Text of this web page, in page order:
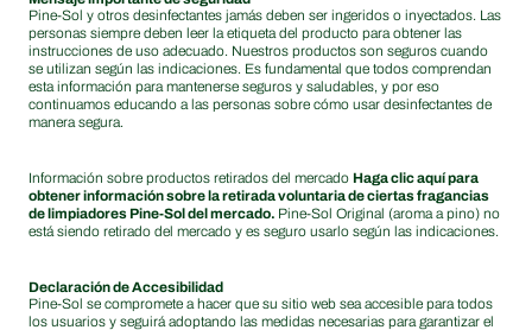
Pine-Sol y otros desinfectantes jamás deben ser ingeridos o inyectados. Las
personas siempre deben leer la etiqueta del producto para obtener las
instrucciones de uso adecuado. Nuestros productos son seguros cuando
se utilizan según las indicaciones. Es fundamental que todos comprendan
esta información para mantenerse seguros y saludables, y por eso
continuamos educando a las personas sobre cómo usar desinfectantes de
manera segura.
Información sobre productos retirados del mercado Haga clic aquí para
obtener información sobre la retirada voluntaria de ciertas fragancias
de limpiadores Pine-Sol del mercado. Pine-Sol Original (aroma a pino) no
está siendo retirado del mercado y es seguro usarlo según las indicaciones.
Declaración de Accesibilidad
Pine-Sol se compromete a hacer que su sitio web sea accesible para todos
los usuarios y seguirá adoptando las medidas necesarias para garantizar el